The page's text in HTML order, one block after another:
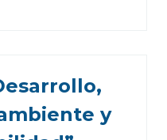
y